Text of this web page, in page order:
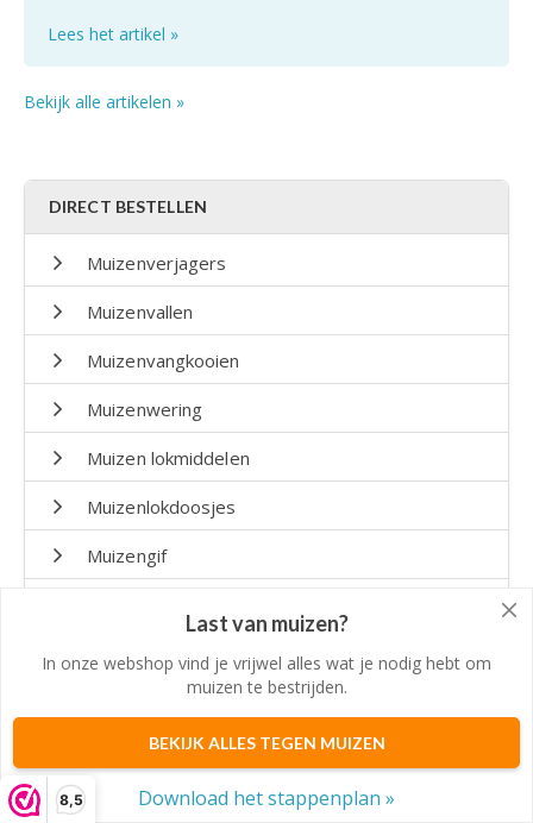
8,5
Lees het artikel »
Bekijk alle artikelen »
DIRECT BESTELLEN
Muizenverjagers
Muizenvallen
Muizenvangkooien
Muizenwering
Muizen lokmiddelen
Muizenlokdoosjes
Muizengif
Wil je niks missen?
Last van muizen?
In onze webshop vind je vrijwel alles wat je nodig hebt om
muizen te bestrijden.
BEKIJK ALLES TEGEN MUIZEN
Download het stappenplan »